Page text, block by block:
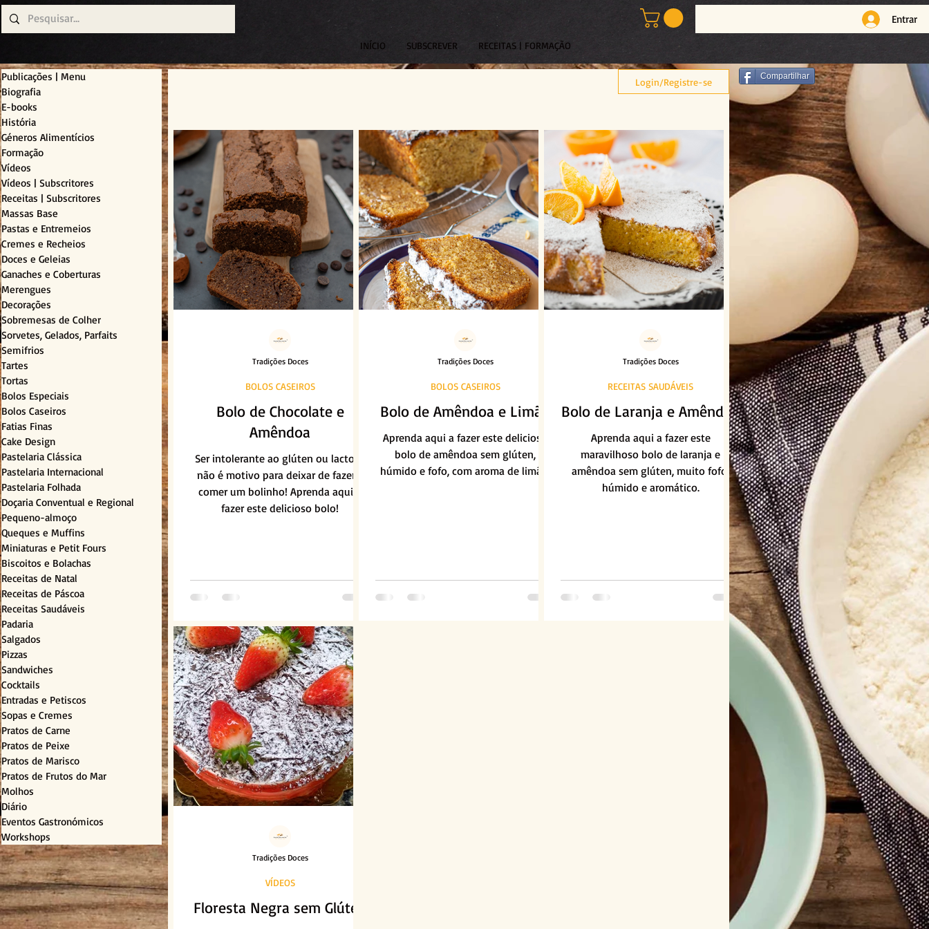
Entrar
INÍCIO SUBSCREVER RECEITAS | FORMAÇÃO
Publicações | Menu
Biografia
E-books
História
Géneros Alimentícios
Formação
Vídeos
Vídeos | Subscritores
Receitas | Subscritores
Massas Base
Pastas e Entremeios
Cremes e Recheios
Doces e Geleias
Ganaches e Coberturas
Merengues
Decorações
Sobremesas de Colher
Sorvetes, Gelados, Parfaits
Semifrios
Tartes
Tortas
Bolos Especiais
Bolos Caseiros
Fatias Finas
Cake Design
Pastelaria Clássica
Pastelaria Internacional
Pastelaria Folhada
Doçaria Conventual e Regional
Pequeno-almoço
Queques e Muffins
Miniaturas e Petit Fours
Biscoitos e Bolachas
Receitas de Natal
Receitas de Páscoa
Receitas Saudáveis
Padaria
Salgados
Pizzas
Sandwiches
Cocktails
Entradas e Petiscos
Sopas e Cremes
Pratos de Carne
Pratos de Peixe
Pratos de Marisco
Pratos de Frutos do Mar
Molhos
Diário
Eventos Gastronómicos
Workshops
Login/Registre-se
Bolo de Chocolate e
Amêndoa
Ser intolerante ao glúten ou lactose
não é motivo para deixar de fazer e
comer um bolinho! Aprenda aqui a
fazer este delicioso bolo!
BOLOS CASEIROS
Tradições Doces
Bolo de Amêndoa e Limão
Aprenda aqui a fazer este delicioso
bolo de amêndoa sem glúten,
húmido e fofo, com aroma de limão.
BOLOS CASEIROS
Tradições Doces
Bolo de Laranja e Amêndoa
Aprenda aqui a fazer este
maravilhoso bolo de laranja e
amêndoa sem glúten, muito fofo,
húmido e aromático.
RECEITAS SAUDÁVEIS
Tradições Doces
Floresta Negra sem Glúten
VÍDEOS
Tradições Doces
Compartilhar